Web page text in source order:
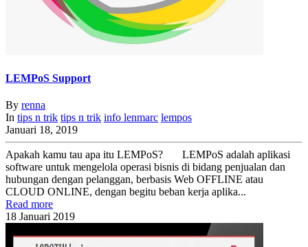
LEMPoS Support
By renna
In tips n trik tips n trik info lenmarc lempos
Januari 18, 2019
Apakah kamu tau apa itu LEMPoS? LEMPoS adalah aplikasi
software untuk mengelola operasi bisnis di bidang penjualan dan
hubungan dengan pelanggan, berbasis Web OFFLINE atau
CLOUD ONLINE, dengan begitu beban kerja aplika...
Read more
18 Januari 2019